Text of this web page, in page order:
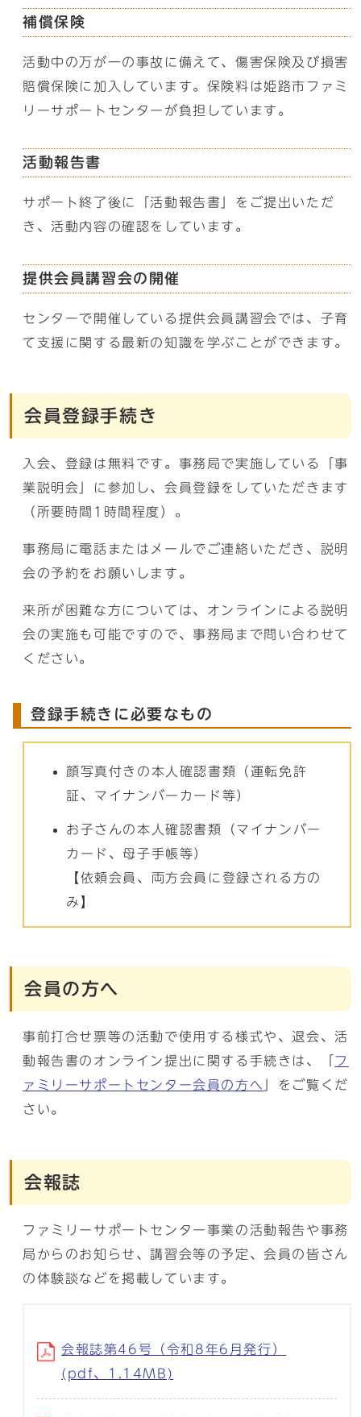
補償保険
活動中の万が一の事故に備えて、傷害保険及び損害
賠償保険に加入しています。保険料は姫路市ファミ
リーサポートセンターが負担しています。
活動報告書
サポート終了後に「活動報告書」をご提出いただ
き、活動内容の確認をしています。
提供会員講習会の開催
センターで開催している提供会員講習会では、子育
て支援に関する最新の知識を学ぶことができます。
会員登録手続き
入会、登録は無料です。事務局で実施している「事
業説明会」に参加し、会員登録をしていただきます
（所要時間1時間程度）。
事務局に電話またはメールでご連絡いただき、説明
会の予約をお願いします。
来所が困難な方については、オンラインによる説明
会の実施も可能ですので、事務局まで問い合わせて
ください。
登録手続きに必要なもの
顔写真付きの本人確認書類（運転免許
証、マイナンバーカード等）
お子さんの本人確認書類（マイナンバー
カード、母子手帳等）
【依頼会員、両方会員に登録される方の
み】
会員の方へ
事前打合せ票等の活動で使用する様式や、退会、活
動報告書のオンライン提出に関する手続きは、「 フ
ァミリーサポートセンター会員の方へ
」をご覧くだ
さい。
会報誌
ファミリーサポートセンター事業の活動報告や事務
局からのお知らせ、講習会等の予定、会員の皆さん
の体験談などを掲載しています。
会報誌第46号（令和8年6月発行）
(pdf、1.14MB)